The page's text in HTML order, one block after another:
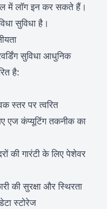
में लॉग इन कर सकते हैं।
सुविधा है।
सुविधा आधुनिक
है:
स्तर पर त्वरित
एज कंप्यूटिंग तकनीक का
की गारंटी के लिए पेशेवर
की सुरक्षा और स्थिरता
स्टोरेज